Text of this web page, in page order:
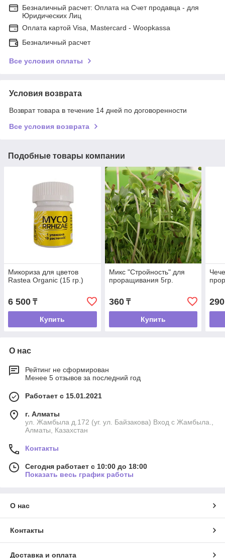
Безналичный расчет: Оплата на Счет продавца - для
Юридических Лиц
Оплата картой Visa, Mastercard - Woopkassa
Безналичный расчет
Все условия оплаты
Условия возврата
Возврат товара в течение 14 дней по договоренности
Все условия возврата
Подобные товары компании
Микориза для цветов
Rastea Organic (15 гр.)
6 500 ₸
Купить
Микс "Стройность" для
проращивания 5гр.
360₸
Купить
290
О нас
Рейтинг не сформирован
Менее 5 отзывов за последний год
Работает с 15.01.2021
г. Алматы
ул. Жамбыла д.172 (уг. ул. Байзакова) Вход с Жамбыла.,
Алматы, Казахстан
Контакты
Сегодня работает с 10:00 до 18:00
Показать весь график работы
О нас
Контакты
Доставка и оплата